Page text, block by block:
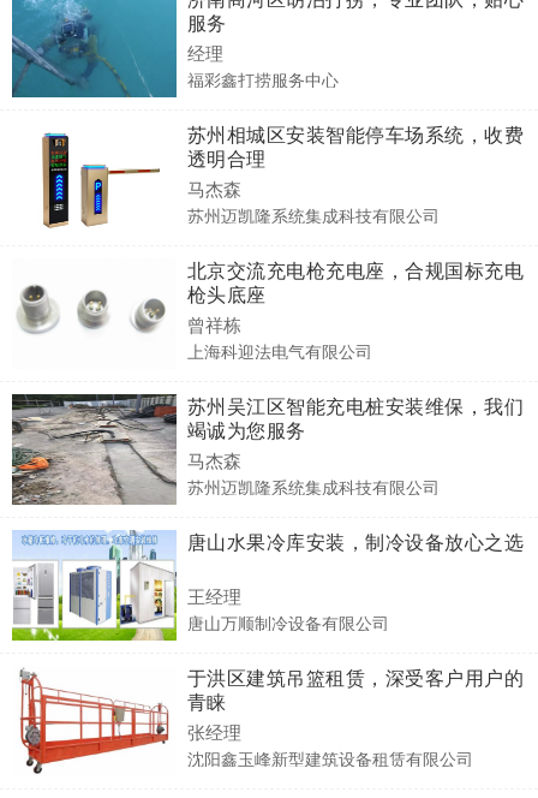
服务
经理
福彩鑫打捞服务中心
苏州相城区安装智能停车场系统，收费
透明合理
马杰森
苏州迈凯隆系统集成科技有限公司
北京交流充电枪充电座，合规国标充电
枪头底座
曾祥栋
上海科迎法电气有限公司
苏州吴江区智能充电桩安装维保，我们
竭诚为您服务
马杰森
苏州迈凯隆系统集成科技有限公司
唐山水果冷库安装，制冷设备放心之选
王经理
唐山万顺制冷设备有限公司
于洪区建筑吊篮租赁，深受客户用户的
青睐
张经理
沈阳鑫玉峰新型建筑设备租赁有限公司